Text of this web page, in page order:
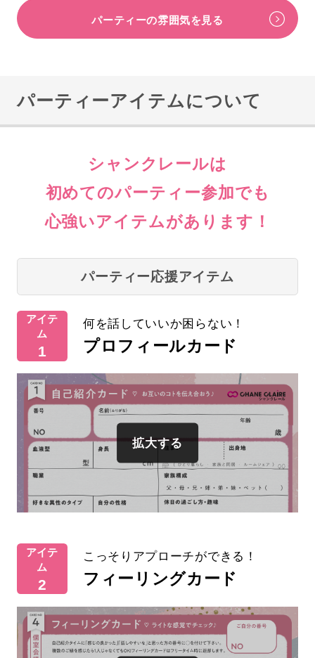
パーティーの雰囲気を見る
パーティーアイテムについて
シャンクレールは
初めてのパーティー参加でも
心強いアイテムがあります！
パーティー応援アイテム
アイテ
ム
1
何を話していいか困らない！
プロフィールカード
アイテ
ム
2
こっそりアプローチができる！
フィーリングカード